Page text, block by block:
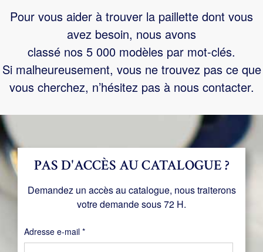
Pour vous aider à trouver la paillette dont vous
avez besoin, nous avons
classé nos 5 000 modèles par mot-clés.
Si malheureusement, vous ne trouvez pas ce que
vous cherchez, n’hésitez pas à nous contacter.
PAS D'ACCÈS AU CATALOGUE ?
Demandez un accès au catalogue, nous traiterons
votre demande sous 72 H.
Adresse e-mail *Obligatoire